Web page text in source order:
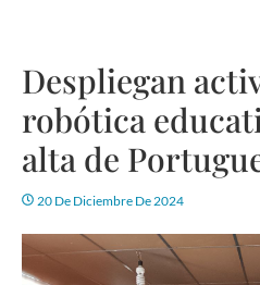
Despliegan
robótica
alta de
20 De Diciembre De 2024